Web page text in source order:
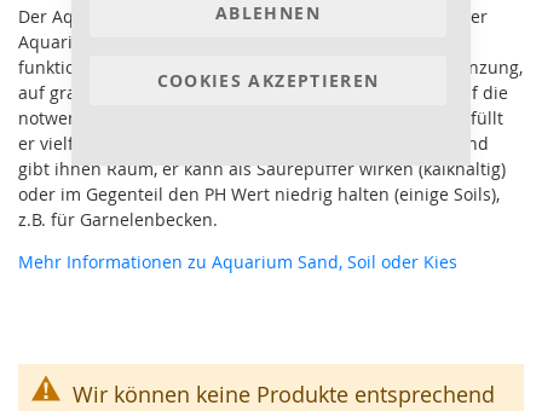
COOKIES AKZEPTIEREN
ABLEHNEN
Der Aquarienbodengrund, egal ob Aquarienkies, Soil oder
Aquariensand ist die Basis für ein biologisch gut
funktionierendes Aquarium. Abgestimmt auf die Bepflanzung,
auf grabende oder brütende Fische und abgestimmt auf die
notwendige oder gewünschte Wasserbeschaffenheit, erfüllt
er vielfältige Aufgaben. So bietet er den Wurzeln Halt und
gibt ihnen Raum, er kann als Säurepuffer wirken (kalkhaltig)
oder im Gegenteil den PH Wert niedrig halten (einige Soils),
z.B. für Garnelenbecken.
Mehr Informationen zu Aquarium Sand, Soil oder Kies
Wir können keine Produkte entsprechend